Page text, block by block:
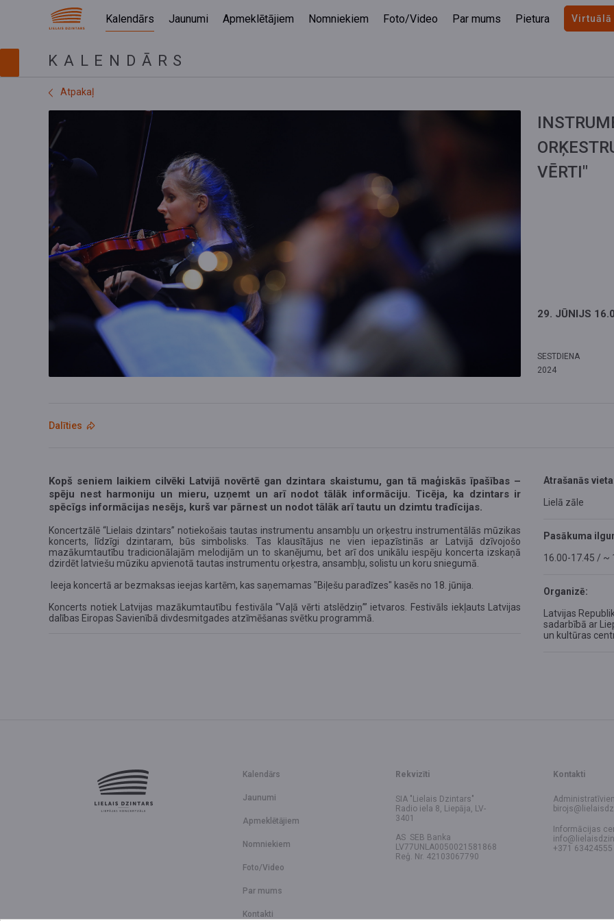
Kalendārs Jaunumi Apmeklētājiem Nomniekiem Foto/Video Par mums Pietura Virtuālā
KALENDĀRS
Atpakaļ
VĒRTI"
29. JŪNIJS
SESTDIENA
2024
Dalīties
Kopš seniem laikiem cilvēki Latvijā novērtē gan dzintara skaistumu, gan tā maģiskās īpašības –
spēju nest harmoniju un mieru, uzņemt un arī nodot tālāk informāciju. Ticēja, ka dzintars ir
spēcīgs informācijas nesējs, kurš var pārnest un nodot tālāk arī tautu un dzimtu tradīcijas.
Koncertzālē “Lielais dzintars” notiekošais tautas instrumentu ansambļu un orķestru instrumentālās mūzikas
koncerts, līdzīgi dzintaram, būs simbolisks. Tas klausītājus ne vien iepazīstinās ar Latvijā dzīvojošo
mazākumtautību tradicionālajām melodijām un to skanējumu, bet arī dos unikālu iespēju koncerta izskaņā
dzirdēt latviešu mūziku apvienotā tautas instrumentu orķestra, ansambļu, solistu un koru sniegumā.
Ieeja koncertā ar bezmaksas ieejas kartēm, kas saņemamas "Biļešu paradīzes" kasēs no 18. jūnija.
Koncerts notiek Latvijas mazākumtautību festivāla “Vaļā vērti atslēdziņ’” ietvaros. Festivāls iekļauts Latvijas
dalības Eiropas Savienībā divdesmitgades atzīmēšanas svētku programmā.
Atrašanās
Lielā zāle
Pasākuma
16.00-17.45 / ~
Organizē:
Latvijas
sadarbībā ar
un kultūras
Kalendārs
Jaunumi
Apmeklētājiem
Nomniekiem
Foto/Video
Par mums
Kontakti
Rekvizīti
SIA "Lielais Dzintars"
Radio iela 8, Liepāja, LV-
3401
AS SEB Banka
LV77UNLA0050021581868
Reģ. Nr. 42103067790
Kontakti
Informācijas
+371 63424555